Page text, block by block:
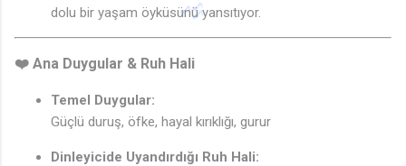
dolu bir yaşam öyküsünü yansıtıyor.
❤️ Ana Duygular & Ruh Hali
Temel Duygular:
Güçlü duruş, öfke, hayal kırıklığı, gurur
Dinleyicide Uyandırdığı Ruh Hali: